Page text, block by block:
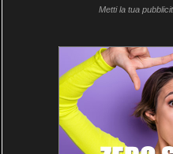
Metti la tua